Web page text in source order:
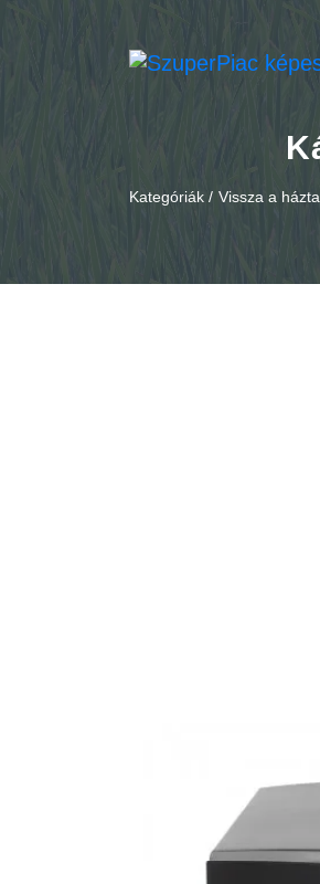
Kategóriák / Vissza a